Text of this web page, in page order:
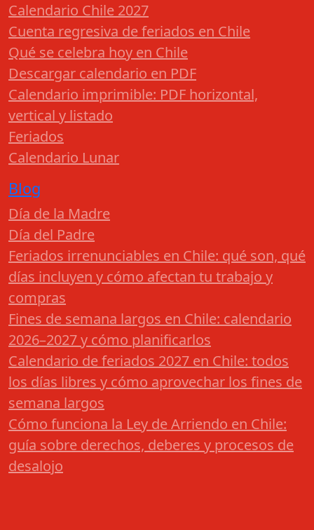
Calendario Chile 2027
Cuenta regresiva de feriados en Chile
Qué se celebra hoy en Chile
Descargar calendario en PDF
Calendario imprimible: PDF horizontal,
vertical y listado
Feriados
Calendario Lunar
Blog
Día de la Madre
Día del Padre
Feriados irrenunciables en Chile: qué son, qué
días incluyen y cómo afectan tu trabajo y
compras
Fines de semana largos en Chile: calendario
2026–2027 y cómo planificarlos
Calendario de feriados 2027 en Chile: todos
los días libres y cómo aprovechar los fines de
semana largos
Cómo funciona la Ley de Arriendo en Chile:
guía sobre derechos, deberes y procesos de
desalojo